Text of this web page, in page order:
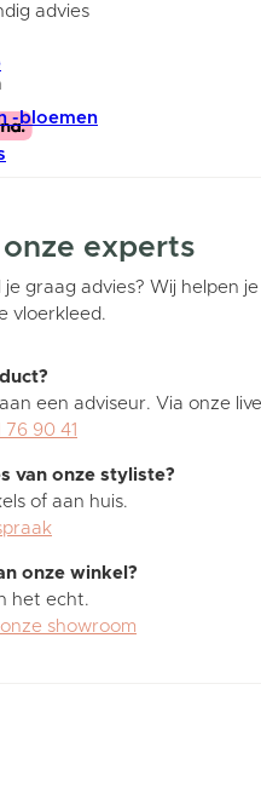
-bloemen
advies
experts
je graag advies? Wij helpen
vloerkleed.
een adviseur. Via onze
76 90 41
van onze styliste?
of aan huis.
onze winkel?
het echt.
onze showroom